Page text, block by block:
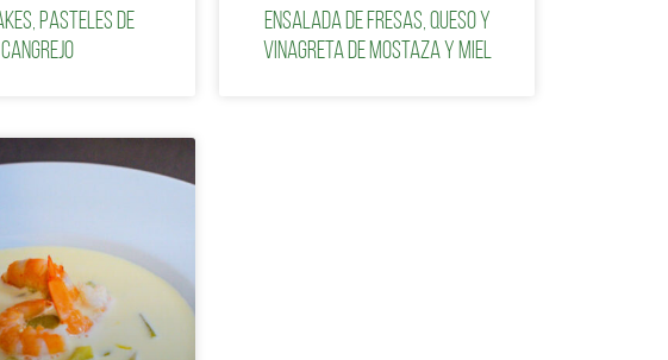
pasteles de
cangrejo
Ensalada de fresas, queso y
vinagreta de mostaza y miel